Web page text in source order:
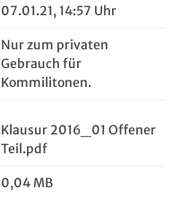
07.01.21, 14:57 Uhr
Nur zum privaten
Gebrauch für
Kommilitonen.
Klausur 2016_01 Offener
Teil.pdf
0,04 MB